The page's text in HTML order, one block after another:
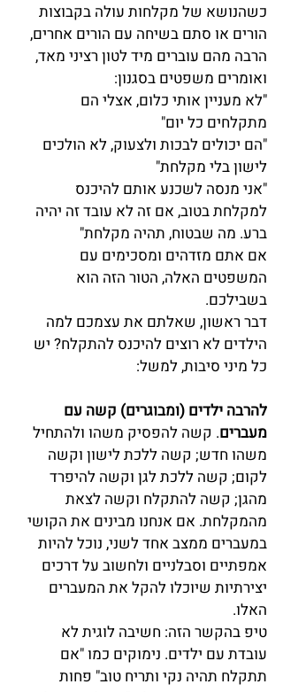
כשהנושא של מקלחות עולה בקבוצות
הורים או סתם בשיחה עם הורים אחרים,
הרבה מהם עוברים מיד לטון רציני מאד,
ואומרים משפטים בסגנון:
"לא מעניין אותי כלום, אצלי הם
מתקלחים כל יום"
"הם יכולים לבכות ולצעוק, לא הולכים
לישון בלי מקלחת"
"אני מנסה לשכנע אותם להיכנס
למקלחת בטוב, אם זה לא עובד זה יהיה
ברע. מה שבטוח, תהיה מקלחת"
אם אתם מזדהים ומסכימים עם
המשפטים האלה, הטור הזה הוא
בשבילכם.
דבר ראשון, שאלתם את עצמכם למה
הילדים לא רוצים להיכנס להתקלח? יש
כל מיני סיבות, למשל:
להרבה ילדים (ומבוגרים) קשה עם
מעברים. קשה להפסיק משהו ולהתחיל
משהו חדש; קשה ללכת לישון וקשה
לקום; קשה ללכת לגן וקשה להיפרד
מהגן; קשה להתקלח וקשה לצאת
מהמקלחת. אם אנחנו מבינים את הקושי
במעברים ממצב אחד לשני, נוכל להיות
אמפתיים וסבלניים ולחשוב על דרכים
יצירתיות שיוכלו להקל את המעברים
האלו.
טיפ בהקשר הזה: חשיבה לוגית לא
עובדת עם ילדים. נימוקים כמו "אם
תתקלח תהיה נקי ותריח טוב" פחות